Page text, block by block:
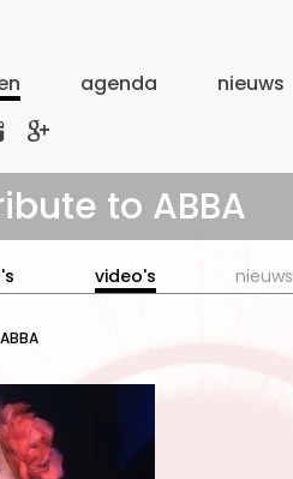
agenda nieuws

to ABBA
video's nieuws